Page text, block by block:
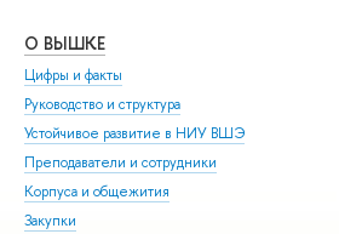
О ВЫШКЕ
Цифры и факты
Руководство и структура
Устойчивое развитие в НИУ ВШЭ
Преподаватели и сотрудники
Корпуса и общежития
Закупки